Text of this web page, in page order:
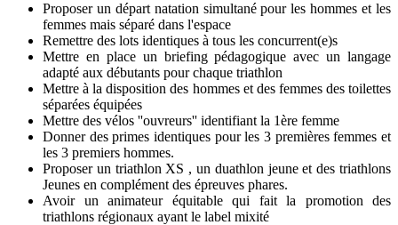
Proposer un départ natation simultané pour les hommes et les
femmes mais séparé dans l'espace
Remettre des lots identiques à tous les concurrent(e)s
Mettre en place un briefing pédagogique avec un langage
adapté aux débutants pour chaque triathlon
Mettre à la disposition des hommes et des femmes des toilettes
séparées équipées
Mettre des vélos ''ouvreurs'' identifiant la 1ère femme
Donner des primes identiques pour les 3 premières femmes et
les 3 premiers hommes.
Proposer un triathlon XS , un duathlon jeune et des triathlons
Jeunes en complément des épreuves phares.
Avoir un animateur équitable qui fait la promotion des
triathlons régionaux ayant le label mixité